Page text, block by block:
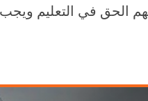
الحق في التعليم ويجب